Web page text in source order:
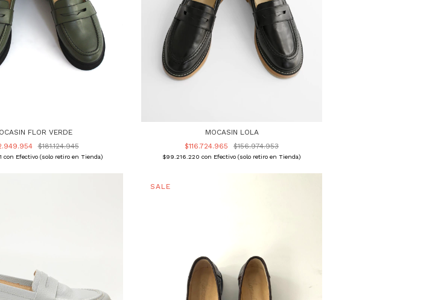
FLOR VERDE
$181.124.945
con Efectivo (solo retiro en Tienda)
MOCASIN LOLA
$116.724.965
$156.974.953
$99.216.220 con Efectivo (solo retiro en Tienda)